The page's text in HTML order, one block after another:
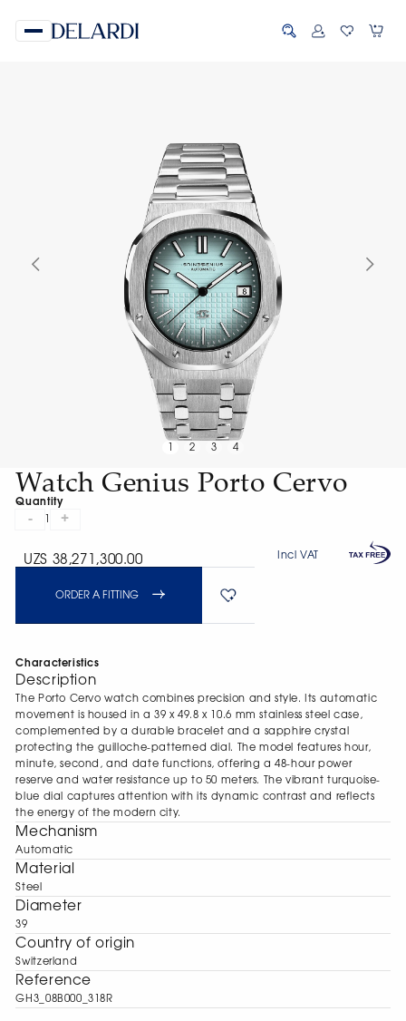
2 3 4
Watch Genius Porto Cervo
Quantity
- +
UZS 38,271,300.00 Incl VAT
ORDER A FITTING
Characteristics
Description
The Porto Cervo watch combines precision and style. Its automatic
movement is housed in a 39 х 49.8 х 10.6 mm stainless steel case,
complemented by a durable bracelet and a sapphire crystal
protecting the guilloche-patterned dial. The model features hour,
minute, second, and date functions, offering a 48-hour power
reserve and water resistance up to 50 meters. The vibrant turquoise-
blue dial captures attention with its dynamic contrast and reflects
the energy of the modern city.
Mechanism
Automatic
Material
Steel
Diameter
39
Сountry of origin
Switzerland
Reference
GH3_08B000_318R